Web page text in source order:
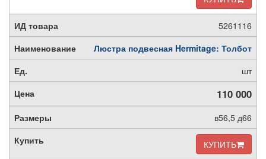
5261116
Люстра подвесная Hermitage: Толбот
шт
110 000
в56,5 д66
КУПИТЬ